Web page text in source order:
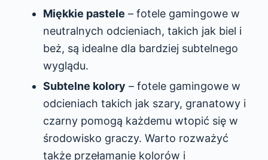
Miękkie pastele – fotele gamingowe w
neutralnych odcieniach, takich jak biel i
beż, są idealne dla bardziej subtelnego
wyglądu.
Subtelne kolory – fotele gamingowe w
odcieniach takich jak szary, granatowy i
czarny pomogą każdemu wtopić się w
środowisko graczy. Warto rozważyć
także przełamanie kolorów i